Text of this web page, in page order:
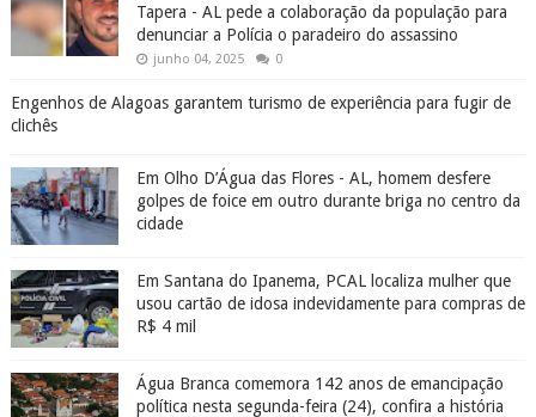
Tapera - AL pede a colaboração da população para
denunciar a Polícia o paradeiro do assassino
junho 04, 2025 0
Engenhos de Alagoas garantem turismo de experiência para fugir de
clichês
Em Olho D’Água das Flores - AL, homem desfere
golpes de foice em outro durante briga no centro da
cidade
Em Santana do Ipanema, PCAL localiza mulher que
usou cartão de idosa indevidamente para compras de
R$ 4 mil
Água Branca comemora 142 anos de emancipação
política nesta segunda-feira (24), confira a história